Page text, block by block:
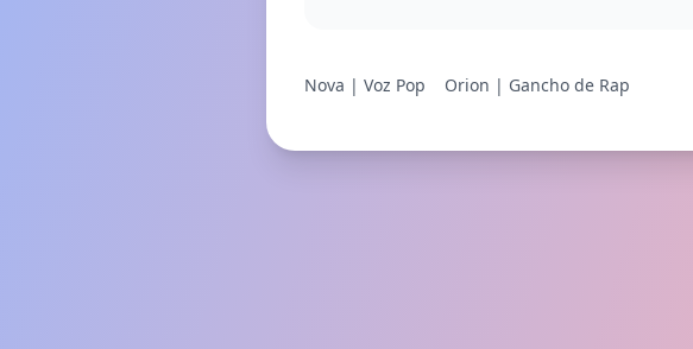
Nova | Voz Pop Orion | Gancho de Rap